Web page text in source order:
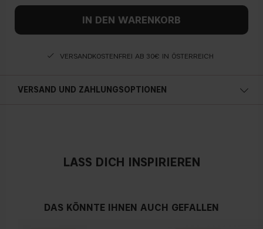
IN DEN WARENKORB
VERSANDKOSTENFREI AB 30€ IN ÖSTERREICH
VERSAND UND ZAHLUNGSOPTIONEN
LASS DICH INSPIRIEREN
DAS KÖNNTE IHNEN AUCH GEFALLEN